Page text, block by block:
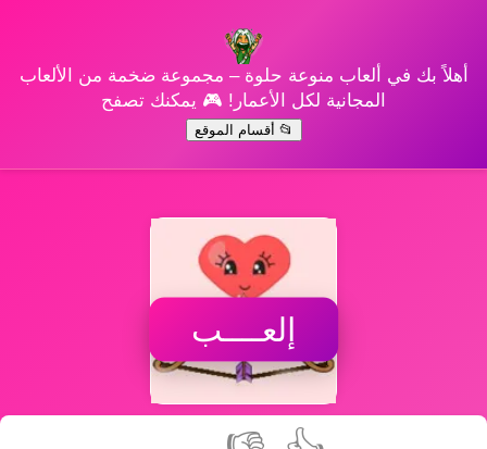
أهلاً بك في ألعاب منوعة حلوة – مجموعة ضخمة من الألعاب
المجانية لكل الأعمار! 🎮 يمكنك تصفح
📂 أقسام الموقع
إلعــــب